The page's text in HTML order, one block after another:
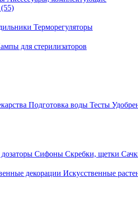
(55)
Терморегуляторы
для стерилизаторов
Подготовка воды Тесты
Сифоны Скребки, щетки
декорации Искусственные